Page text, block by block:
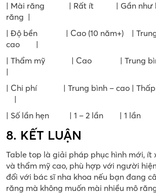
| Mài răng | Rất ít | Gần như
răng |
| Độ bền | Cao (10 năm+) |
cao |
| Thẩm mỹ | Cao | Trung
|
| Chi phí | Trung bình – cao |
|
| Số lần hẹn | 1 – 2 lần | 1 lần
8. KẾT LUẬN
Table top là giải pháp phục hình mới, ít
và thẩm mỹ cao, phù hợp với người
đổi với bác sĩ nha khoa nếu bạn đang
răng mà không muốn mài nhiều mô